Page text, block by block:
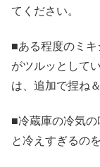
てください。
■ある程度のミ
がツルッとして
は、追加で捏ね
■冷蔵庫の冷気
と冷えすぎるの